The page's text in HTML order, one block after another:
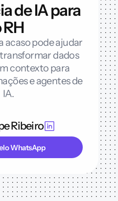
de IA para
RH
acaso pode ajudar
dados
contexto para
e agentes de
IA.
Ribeiro
WhatsApp